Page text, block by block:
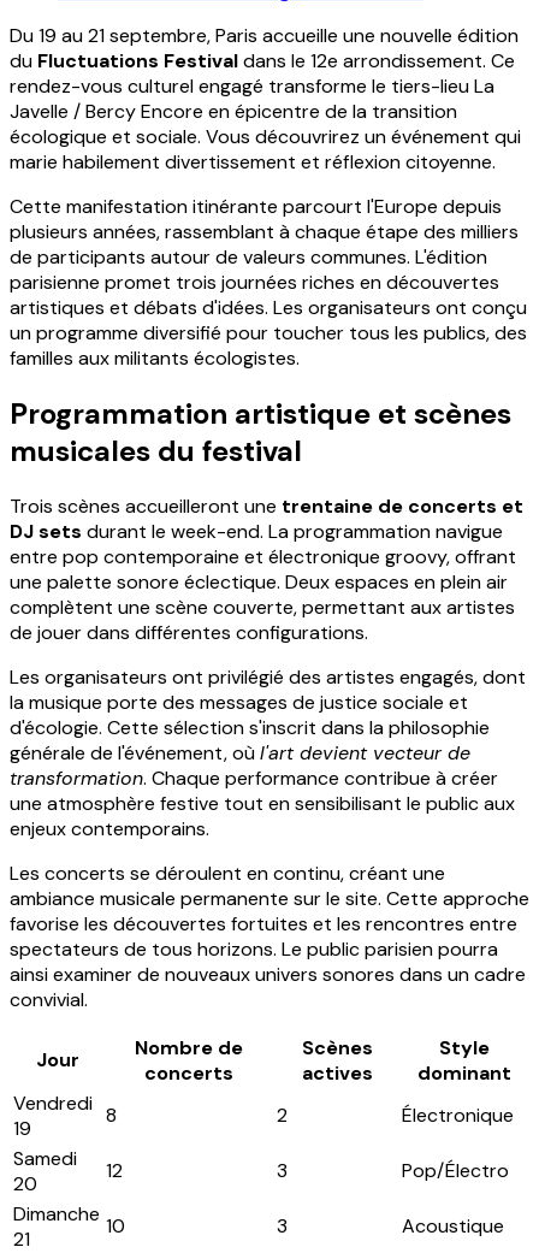
Du 19 au 21 septembre, Paris accueille une nouvelle édition
du Fluctuations Festivaldans le 12e arrondissement. Ce
rendez-vous culturel engagé transforme le tiers-lieu La
Javelle / Bercy Encore en épicentre de la transition
écologique et sociale. Vous découvrirez un événement qui
marie habilement divertissement et réflexion citoyenne.
Cette manifestation itinérante parcourt l'Europe depuis
plusieurs années, rassemblant à chaque étape des milliers
de participants autour de valeurs communes. L'édition
parisienne promet trois journées riches en découvertes
artistiques et débats d'idées. Les organisateurs ont conçu
un programme diversifié pour toucher tous les publics, des
familles aux militants écologistes.
Programmation artistique et scènes
musicales du festival
Trois scènes accueilleront une trentaine de concerts et
DJ sets durant le week-end. La programmation navigue
entre pop contemporaine et électronique groovy, offrant
une palette sonore éclectique. Deux espaces en plein air
complètent une scène couverte, permettant aux artistes
de jouer dans différentes configurations.
Les organisateurs ont privilégié des artistes engagés, dont
la musique porte des messages de justice sociale et
d'écologie. Cette sélection s'inscrit dans la philosophie
générale de l'événement, oùl'art devient vecteur de
transformation. Chaque performance contribue à créer
une atmosphère festive tout en sensibilisant le public aux
enjeux contemporains.
Les concerts se déroulent en continu, créant une
ambiance musicale permanente sur le site. Cette approche
favorise les découvertes fortuites et les rencontres entre
spectateurs de tous horizons. Le public parisien pourra
ainsi examiner de nouveaux univers sonores dans un cadre
convivial.
Jour
Nombre de
concerts
Scènes
actives
Style
dominant
Vendredi
19
8 2
Électronique
Samedi
20
12 3
Pop/Électro
Dimanche
21
10 3 Acoustique